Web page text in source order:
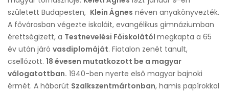
született Budapesten, Klein Ágnes néven anyakönyvezték.
A fővárosban végezte iskoláit, evangélikus gimnáziumban
érettségizett, a Testnevelési Főiskolától megkapta a 65
év után járó vasdiplomáját. Fiatalon zenét tanult,
csellózott. 18 évesen mutatkozott be a magyar
válogatottban. 1940-ben nyerte első magyar bajnoki
érmét. A háborút Szalkszentmártonban, hamis papírokkal